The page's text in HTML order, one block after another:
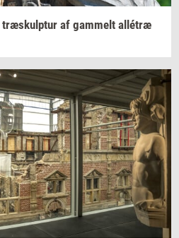
træskul­p­tur af gam­melt allétræ